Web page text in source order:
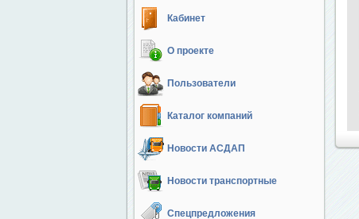
Кабинет
О проекте
Пользователи
Каталог компаний
Новости АСДАП
Новости транспортные
Спецпредложения